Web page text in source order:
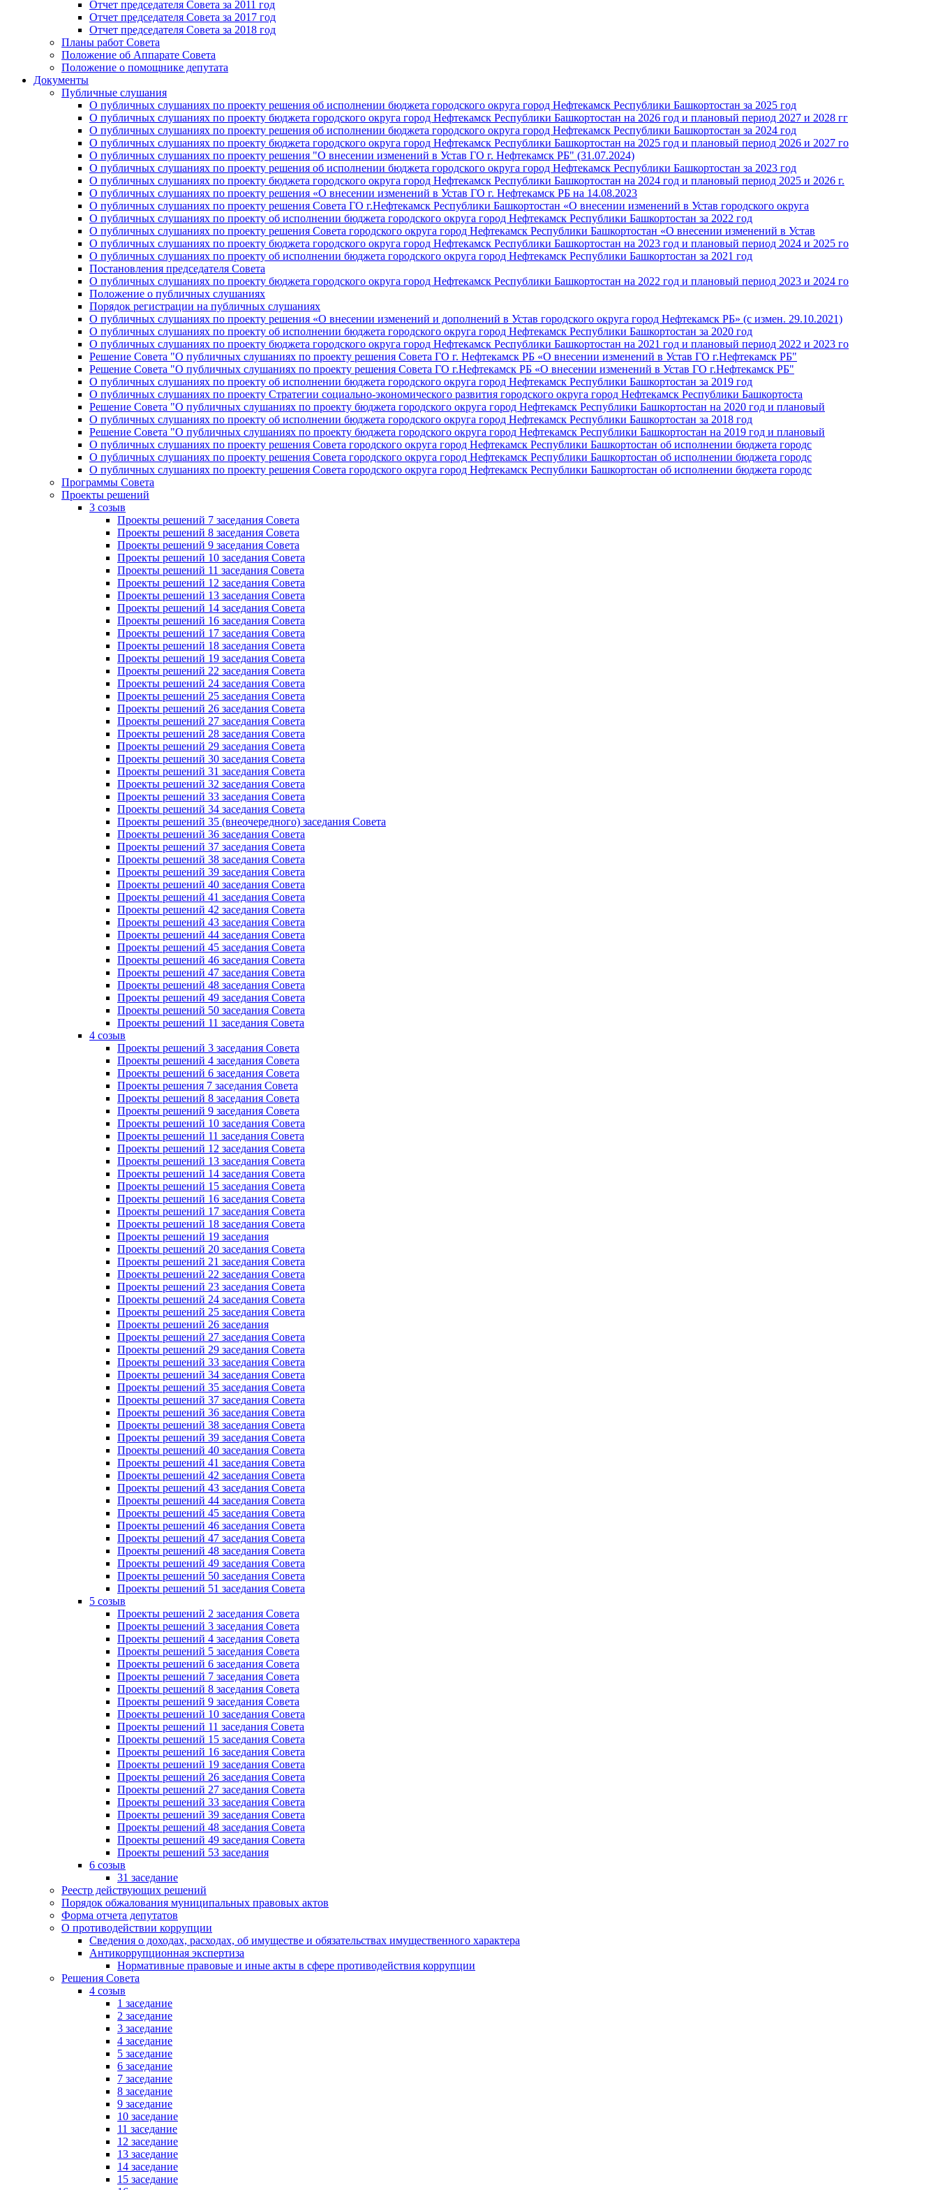
Отчет председателя Совета за 2011 год
Отчет председателя Совета за 2017 год
Отчет председателя Совета за 2018 год
Планы работ Совета
Положение об Аппарате Совета
Положение о помощнике депутата
Документы
Публичные слушания
О публичных слушаниях по проекту решения об исполнении бюджета городского округа город Нефтекамск Республики Башкортостан за 2025 год
О публичных слушаниях по проекту бюджета городского округа город Нефтекамск Республики Башкортостан на 2026 год и плановый период 2027 и 2028 гг
О публичных слушаниях по проекту решения об исполнении бюджета городского округа город Нефтекамск Республики Башкортостан за 2024 год
О публичных слушаниях по проекту бюджета городского округа город Нефтекамск Республики Башкортостан на 2025 год и плановый период 2026 и 2027 го
О публичных слушаниях по проекту решения "О внесении изменений в Устав ГО г. Нефтекамск РБ" (31.07.2024)
О публичных слушаниях по проекту решения об исполнении бюджета городского округа город Нефтекамск Республики Башкортостан за 2023 год
О публичных слушаниях по проекту бюджета городского округа город Нефтекамск Республики Башкортостан на 2024 год и плановый период 2025 и 2026 г.
О публичных слушаниях по проекту решения «О внесении изменений в Устав ГО г. Нефтекамск РБ на 14.08.2023
О публичных слушаниях по проекту решения Совета ГО г.Нефтекамск Республики Башкортостан «О внесении изменений в Устав городского округа
О публичных слушаниях по проекту об исполнении бюджета городского округа город Нефтекамск Республики Башкортостан за 2022 год
О публичных слушаниях по проекту решения Совета городского округа город Нефтекамск Республики Башкортостан «О внесении изменений в Устав
О публичных слушаниях по проекту бюджета городского округа город Нефтекамск Республики Башкортостан на 2023 год и плановый период 2024 и 2025 го
О публичных слушаниях по проекту об исполнении бюджета городского округа город Нефтекамск Республики Башкортостан за 2021 год
Постановления председателя Совета
О публичных слушаниях по проекту бюджета городского округа город Нефтекамск Республики Башкортостан на 2022 год и плановый период 2023 и 2024 го
Положение о публичных слушаниях
Порядок регистрации на публичных слушаниях
О публичных слушаниях по проекту решения «О внесении изменений и дополнений в Устав городского округа город Нефтекамск РБ» (с измен. 29.10.2021)
О публичных слушаниях по проекту об исполнении бюджета городского округа город Нефтекамск Республики Башкортостан за 2020 год
О публичных слушаниях по проекту бюджета городского округа город Нефтекамск Республики Башкортостан на 2021 год и плановый период 2022 и 2023 го
Решение Совета "О публичных слушаниях по проекту решения Совета ГО г. Нефтекамск РБ «О внесении изменений в Устав ГО г.Нефтекамск РБ"
Решение Совета "О публичных слушаниях по проекту решения Совета ГО г.Нефтекамск РБ «О внесении изменений в Устав ГО г.Нефтекамск РБ"
О публичных слушаниях по проекту об исполнении бюджета городского округа город Нефтекамск Республики Башкортостан за 2019 год
О публичных слушаниях по проекту Стратегии социально-экономического развития городского округа город Нефтекамск Республики Башкортоста
Решение Совета "О публичных слушаниях по проекту бюджета городского округа город Нефтекамск Республики Башкортостан на 2020 год и плановый
О публичных слушаниях по проекту об исполнении бюджета городского округа город Нефтекамск Республики Башкортостан за 2018 год
Решение Совета "О публичных слушаниях по проекту бюджета городского округа город Нефтекамск Республики Башкортостан на 2019 год и плановый
О публичных слушаниях по проекту решения Совета городского округа город Нефтекамск Республики Башкортостан об исполнении бюджета городс
О публичных слушаниях по проекту решения Совета городского округа город Нефтекамск Республики Башкортостан об исполнении бюджета городс
О публичных слушаниях по проекту решения Совета городского округа город Нефтекамск Республики Башкортостан об исполнении бюджета городс
Программы Совета
Проекты решений
3 созыв
Проекты решений 7 заседания Совета
Проекты решений 8 заседания Совета
Проекты решений 9 заседания Совета
Проекты решений 10 заседания Совета
Проекты решений 11 заседания Совета
Проекты решений 12 заседания Совета
Проекты решений 13 заседания Совета
Проекты решений 14 заседания Совета
Проекты решений 16 заседания Совета
Проекты решений 17 заседания Совета
Проекты решений 18 заседания Совета
Проекты решений 19 заседания Совета
Проекты решений 22 заседания Совета
Проекты решений 24 заседания Совета
Проекты решений 25 заседания Совета
Проекты решений 26 заседания Совета
Проекты решений 27 заседания Совета
Проекты решений 28 заседания Совета
Проекты решений 29 заседания Совета
Проекты решений 30 заседания Совета
Проекты решений 31 заседания Совета
Проекты решений 32 заседания Совета
Проекты решений 33 заседания Совета
Проекты решений 34 заседания Совета
Проекты решений 35 (внеочередного) заседания Совета
Проекты решений 36 заседания Совета
Проекты решений 37 заседания Совета
Проекты решений 38 заседания Совета
Проекты решений 39 заседания Совета
Проекты решений 40 заседания Совета
Проекты решений 41 заседания Совета
Проекты решений 42 заседания Совета
Проекты решений 43 заседания Совета
Проекты решений 44 заседания Совета
Проекты решений 45 заседания Совета
Проекты решений 46 заседания Совета
Проекты решений 47 заседания Совета
Проекты решений 48 заседания Совета
Проекты решений 49 заседания Совета
Проекты решений 50 заседания Совета
Проекты решений 11 заседания Совета
4 созыв
Проекты решений 3 заседания Совета
Проекты решений 4 заседания Совета
Проекты решений 6 заседания Совета
Проекты решения 7 заседания Совета
Проекты решений 8 заседания Совета
Проекты решений 9 заседания Совета
Проекты решений 10 заседания Совета
Проекты решений 11 заседания Совета
Проекты решений 12 заседания Совета
Проекты решений 13 заседания Совета
Проекты решений 14 заседания Совета
Проекты решений 15 заседания Совета
Проекты решений 16 заседания Совета
Проекты решений 17 заседания Совета
Проекты решений 18 заседания Совета
Проекты решений 19 заседания
Проекты решений 20 заседания Совета
Проекты решений 21 заседания Совета
Проекты решений 22 заседания Совета
Проекты решений 23 заседания Совета
Проекты решений 24 заседания Совета
Проекты решений 25 заседания Совета
Проекты решений 26 заседания
Проекты решений 27 заседания Совета
Проекты решений 29 заседания Совета
Проекты решений 33 заседания Совета
Проекты решений 34 заседания Совета
Проекты решений 35 заседания Совета
Проекты решений 37 заседания Совета
Проекты решений 36 заседания Совета
Проекты решений 38 заседания Совета
Проекты решений 39 заседания Совета
Проекты решений 40 заседания Совета
Проекты решений 41 заседания Совета
Проекты решений 42 заседания Совета
Проекты решений 43 заседания Совета
Проекты решений 44 заседания Совета
Проекты решений 45 заседания Совета
Проекты решений 46 заседания Совета
Проекты решений 47 заседания Совета
Проекты решений 48 заседания Совета
Проекты решений 49 заседания Совета
Проекты решений 50 заседания Совета
Проекты решений 51 заседания Совета
5 созыв
Проекты решений 2 заседания Совета
Проекты решений 3 заседания Совета
Проекты решений 4 заседания Совета
Проекты решений 5 заседания Совета
Проекты решений 6 заседания Совета
Проекты решений 7 заседания Совета
Проекты решений 8 заседания Совета
Проекты решений 9 заседания Совета
Проекты решений 10 заседания Совета
Проекты решений 11 заседания Совета
Проекты решений 15 заседания Совета
Проекты решений 16 заседания Совета
Проекты решений 19 заседания Совета
Проекты решений 26 заседания Совета
Проекты решений 27 заседания Совета
Проекты решений 33 заседания Совета
Проекты решений 39 заседания Совета
Проекты решений 48 заседания Совета
Проекты решений 49 заседания Совета
Проекты решений 53 заседания
6 созыв
31 заседание
Реестр действующих решений
Порядок обжалования муниципальных правовых актов
Форма отчета депутатов
О противодействии коррупции
Сведения о доходах, расходах, об имуществе и обязательствах имущественного характера
Антикоррупционная экспертиза
Нормативные правовые и иные акты в сфере противодействия коррупции
Решения Совета
4 созыв
1 заседание
2 заседание
3 заседание
4 заседание
5 заседание
6 заседание
7 заседание
8 заседание
9 заседание
10 заседание
11 заседание
12 заседание
13 заседание
14 заседание
15 заседание